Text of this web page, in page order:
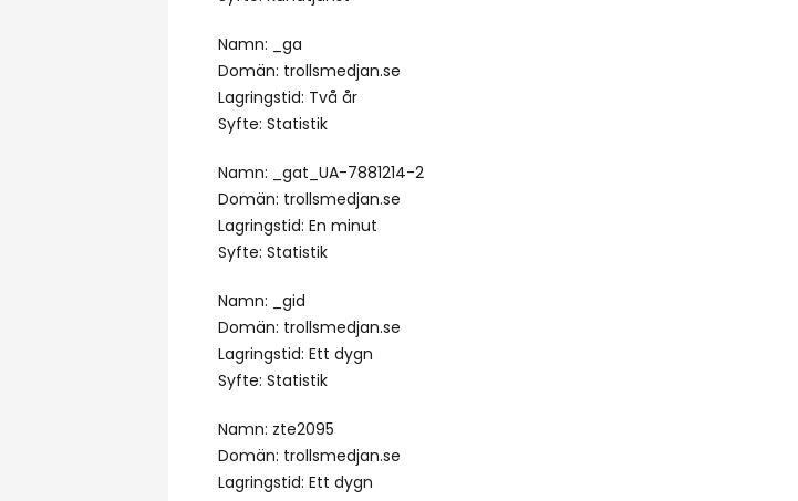
Namn: _ga
Domän: trollsmedjan.se
Lagringstid: Två år
Syfte: Statistik
Namn: _gat_UA-7881214-2
Domän: trollsmedjan.se
Lagringstid: En minut
Syfte: Statistik
Namn: _gid
Domän: trollsmedjan.se
Lagringstid: Ett dygn
Syfte: Statistik
Namn: zte2095
Domän: trollsmedjan.se
Lagringstid: Ett dygn